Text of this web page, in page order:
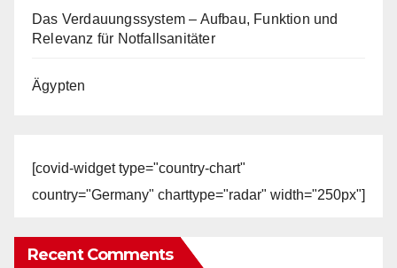
Das Verdauungssystem – Aufbau, Funktion und
Relevanz für Notfallsanitäter
Ägypten
[covid-widget type="country-chart"
country="Germany" charttype="radar" width="250px"]
Recent Comments